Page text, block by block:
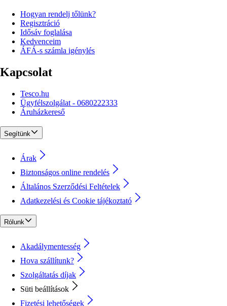
Hogyan rendelj tőlünk?
Regisztráció
Idősáv foglalása
Kedvenceim
ÁFÁ-s számla igénylés
Kapcsolat
Tesco.hu
Ügyfélszolgálat - 0680222333
Áruházkereső
Segítünk
Árak
Biztonságos online rendelés
Általános Szerződési Feltételek
Adatkezelési és Cookie tájékoztató
Rólunk
Akadálymentesség
Hova szállítunk?
Szolgáltatás díjak
Süti beállítások
Fizetési lehetőségek